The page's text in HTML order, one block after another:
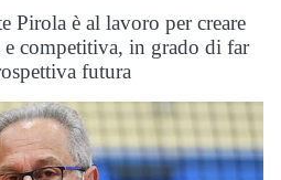
Pirola è al lavoro per creare
e competitiva, in grado di far
futura